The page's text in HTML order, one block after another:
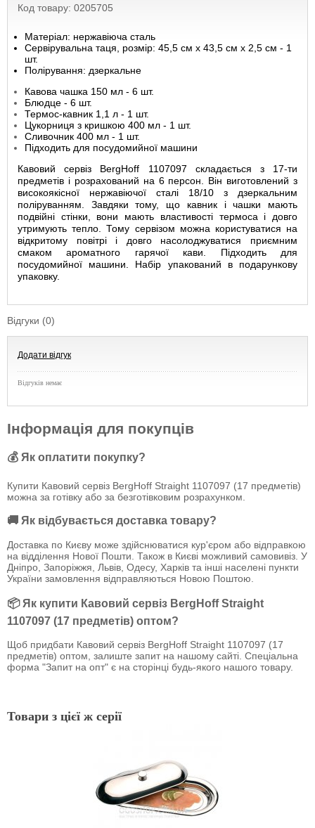
Код товару: 0205705
Матеріал: нержавіюча сталь
Сервірувальна таця, розмір: 45,5 см х 43,5 см х 2,5 см - 1
шт.
Полірування: дзеркальне
Кавова чашка 150 мл - 6 шт.
Блюдце - 6 шт.
Термос-кавник 1,1 л - 1 шт.
Цукорниця з кришкою 400 мл - 1 шт.
Сливочник 400 мл - 1 шт.
Підходить для посудомийної машини
Кавовий сервіз BergHoff 1107097 складається з 17-ти
предметів і розрахований на 6 персон. Він виготовлений з
високоякісної нержавіючої сталі 18/10 з дзеркальним
поліруванням. Завдяки тому, що кавник і чашки мають
подвійні стінки, вони мають властивості термоса і довго
утримують тепло. Тому сервізом можна користуватися на
відкритому повітрі і довго насолоджуватися приємним
смаком ароматного гарячої кави. Підходить для
посудомийної машини. Набір упакований в подарункову
упаковку.
Відгуки (0)
Додати відгук
Відгуків немає
Інформація для покупців
💰 Як оплатити покупку?
Купити Кавовий сервіз BergHoff Straight 1107097 (17 предметів)
можна за готівку або за безготівковим розрахунком.
🚚 Як відбувається доставка товару?
Доставка по Києву може здійснюватися кур'єром або відправкою
на відділення Нової Пошти. Також в Києві можливий самовивіз. У
Дніпро, Запоріжжя, Львів, Одесу, Харків та інші населені пункти
України замовлення відправляються Новою Поштою.
📦 Як купити Кавовий сервіз BergHoff Straight
1107097 (17 предметів) оптом?
Щоб придбати Кавовий сервіз BergHoff Straight 1107097 (17
предметів) оптом, залиште запит на нашому сайті. Спеціальна
форма "Запит на опт" є на сторінці будь-якого нашого товару.
Товари з цієї ж серії